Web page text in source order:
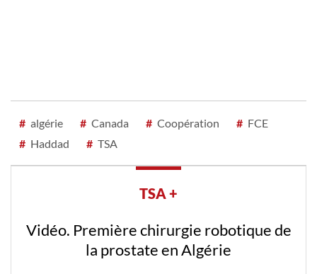
# algérie # Canada # Coopération # FCE
# Haddad # TSA
TSA +
Vidéo. Première chirurgie robotique de
la prostate en Algérie